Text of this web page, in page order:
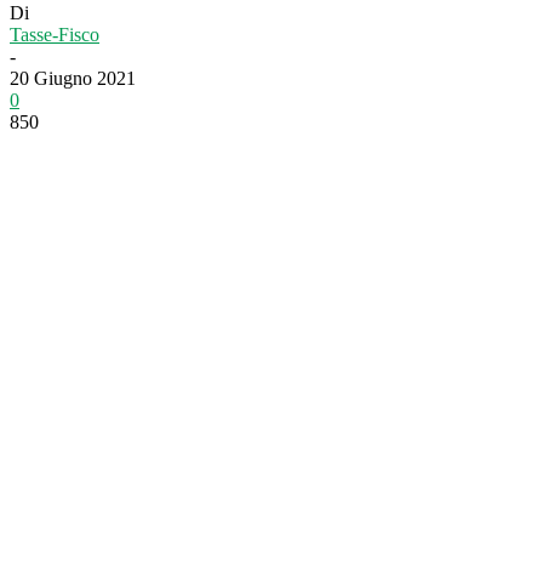
Di
Tasse-Fisco
-
20 Giugno 2021
0
850